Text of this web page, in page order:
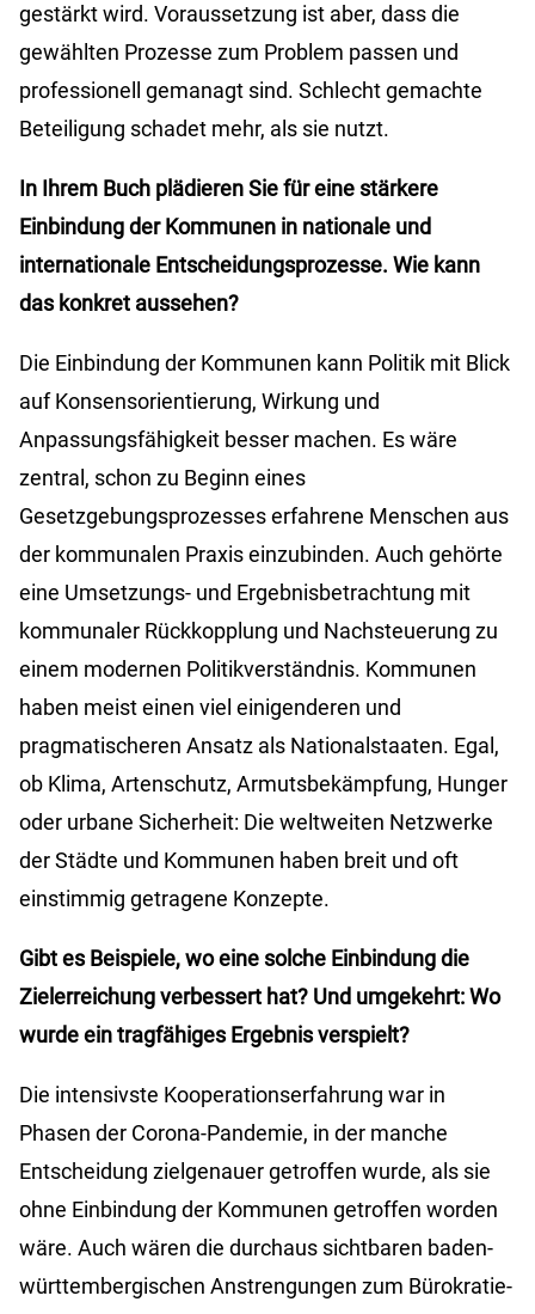
gestärkt wird. Voraussetzung ist aber, dass die
gewählten Prozesse zum Problem passen und
professionell gemanagt sind. Schlecht gemachte
Beteiligung schadet mehr, als sie nutzt.
In Ihrem Buch plädieren Sie für eine stärkere
Einbindung der Kommunen in nationale und
internationale Entscheidungsprozesse. Wie kann
das konkret aussehen?
Die Einbindung der Kommunen kann Politik mit Blick
auf Konsensorientierung, Wirkung und
Anpassungsfähigkeit besser machen. Es wäre
zentral, schon zu Beginn eines
Gesetzgebungsprozesses erfahrene Menschen aus
der kommunalen Praxis einzubinden. Auch gehörte
eine Umsetzungs- und Ergebnisbetrachtung mit
kommunaler Rückkopplung und Nachsteuerung zu
einem modernen Politikverständnis. Kommunen
haben meist einen viel einigenderen und
pragmatischeren Ansatz als Nationalstaaten. Egal,
ob Klima, Artenschutz, Armutsbekämpfung, Hunger
oder urbane Sicherheit: Die weltweiten Netzwerke
der Städte und Kommunen haben breit und oft
einstimmig getragene Konzepte.
Gibt es Beispiele, wo eine solche Einbindung die
Zielerreichung verbessert hat? Und umgekehrt: Wo
wurde ein tragfähiges Ergebnis verspielt?
Die intensivste Kooperationserfahrung war in
Phasen der Corona-Pandemie, in der manche
Entscheidung zielgenauer getroffen wurde, als sie
ohne Einbindung der Kommunen getroffen worden
wäre. Auch wären die durchaus sichtbaren baden-
württembergischen Anstrengungen zum Bürokratie-